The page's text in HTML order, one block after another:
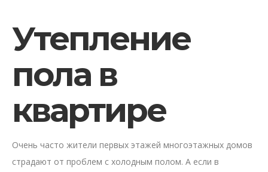
Утепление
пола в
квартире
Очень часто жители первых этажей многоэтажных домов
страдают от проблем с холодным полом. А если в